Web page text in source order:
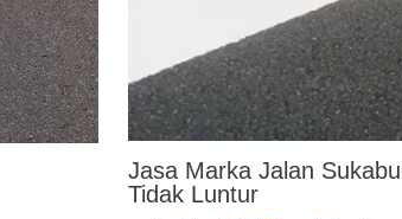
Jasa Marka Jalan
Tidak Luntur